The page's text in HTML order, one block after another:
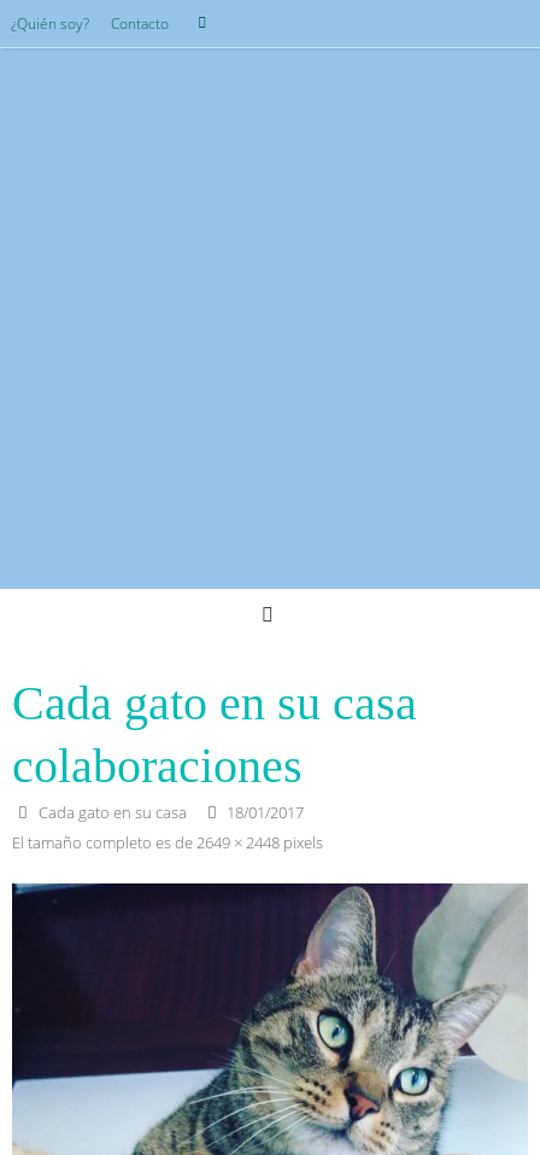
Saltar
al
¿Quién soy? Contacto
para:
Buscar
Cada gato en su casa
colaboraciones
Cada gato en su casa
18/01/2017
El tamaño completo es de2649 × 2448 pixels